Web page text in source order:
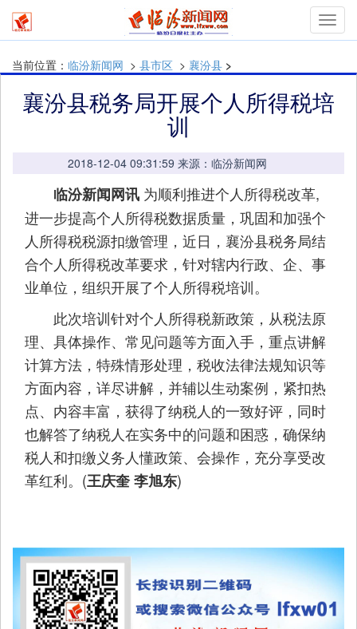
当前位置： 临汾新闻网 > 县市区 > 襄汾县 >
襄汾县税务局开展个人所得税培
训
2018-12-04 09:31:59 来源：临汾新闻网
临汾新闻网讯 为顺利推进个人所得税改革,
进一步提高个人所得税数据质量，巩固和加强个
人所得税税源扣缴管理，近日，襄汾县税务局结
合个人所得税改革要求，针对辖内行政、企、事
业单位，组织开展了个人所得税培训。
此次培训针对个人所得税新政策，从税法原
理、具体操作、常见问题等方面入手，重点讲解
计算方法，特殊情形处理，税收法律法规知识等
方面内容，详尽讲解，并辅以生动案例，紧扣热
点、内容丰富，获得了纳税人的一致好评，同时
也解答了纳税人在实务中的问题和困惑，确保纳
税人和扣缴义务人懂政策、会操作，充分享受改
革红利。(王庆奎 李旭东)